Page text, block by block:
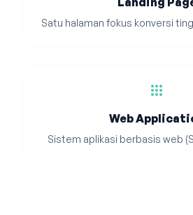
Satu halaman fokus konversi
apps
Web
Sistem aplikasi berbasis web